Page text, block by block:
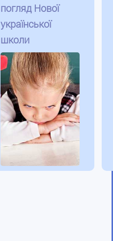
погляд Нової
української
школи